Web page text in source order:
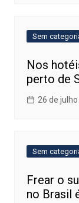
Sem
Nos
perto de
26 de
Sem
Frear o
no Brasil